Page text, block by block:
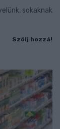
sokaknak
Szólj hozzá!